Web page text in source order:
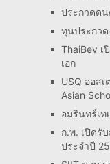
ประกวดดน
ทุนประกวด
ThaiBev
เอก
USQ ออส
Asian
อมรินทร์เ
ก.พ. เปิดรั
ประจำปี